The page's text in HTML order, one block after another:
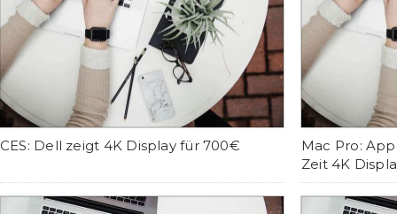
CES: Dell zeigt 4K Display für 700€
Mac Pro:
Zeit 4K